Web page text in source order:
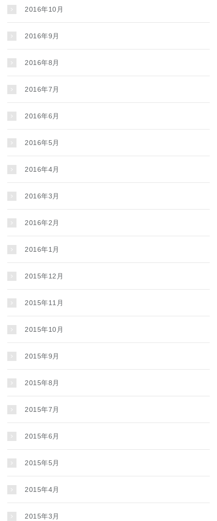
2016年10月
2016年9月
2016年8月
2016年7月
2016年6月
2016年5月
2016年4月
2016年3月
2016年2月
2016年1月
2015年12月
2015年11月
2015年10月
2015年9月
2015年8月
2015年7月
2015年6月
2015年5月
2015年4月
2015年3月